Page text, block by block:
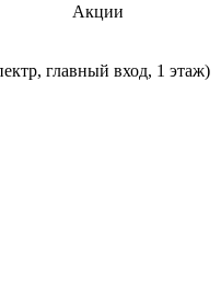
Акции
главный вход, 1 этаж)